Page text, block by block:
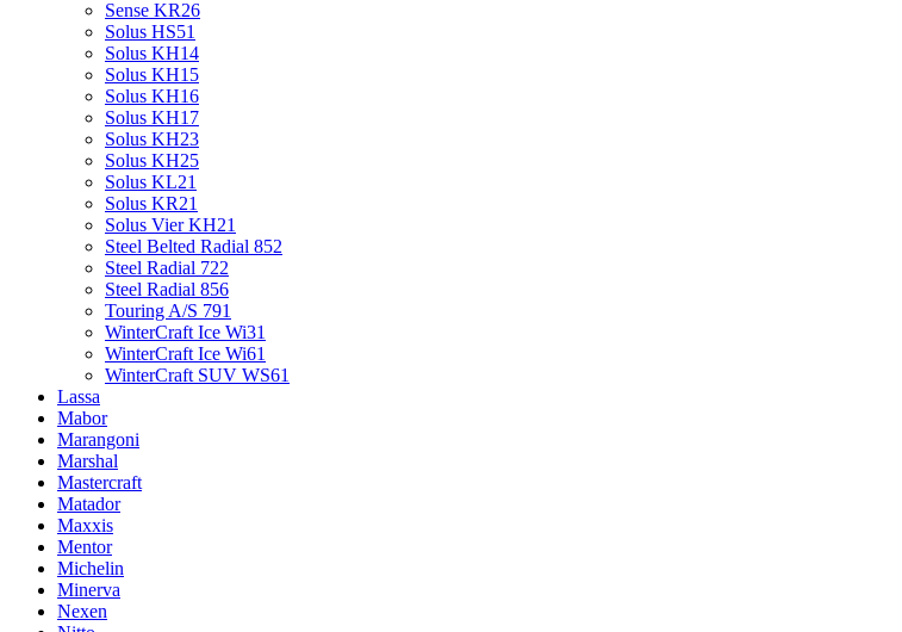
Sense KR26
Solus HS51
Solus KH14
Solus KH15
Solus KH16
Solus KH17
Solus KH23
Solus KH25
Solus KL21
Solus KR21
Solus Vier KH21
Steel Belted Radial 852
Steel Radial 722
Steel Radial 856
Touring A/S 791
WinterCraft Ice Wi31
WinterCraft Ice Wi61
WinterCraft SUV WS61
Lassa
Mabor
Marangoni
Marshal
Mastercraft
Matador
Maxxis
Mentor
Michelin
Minerva
Nexen